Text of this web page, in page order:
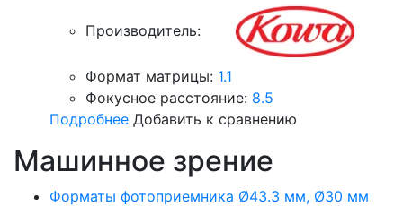
Производитель:
Формат матрицы: 1.1
Фокусное расстояние: 8.5
Подробнее Добавить к сравнению
Машинное зрение
Форматы фотоприемника Ø43.3 мм, Ø30 мм